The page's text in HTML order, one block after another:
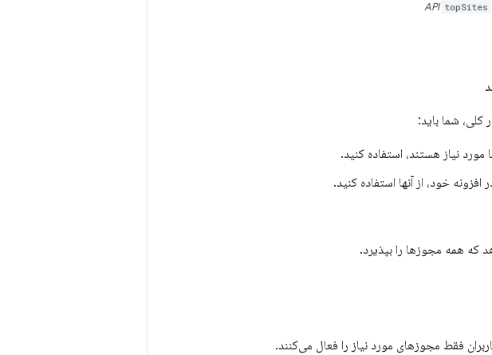
topSites
کلی، شما باید:
مورد نیاز هستند، استفاده کنید.
خود، از آنها استفاده کنید.
که همه مجوزها را بپذیرد.
فقط مجوزهای مورد نیاز را فعال می‌کنند.